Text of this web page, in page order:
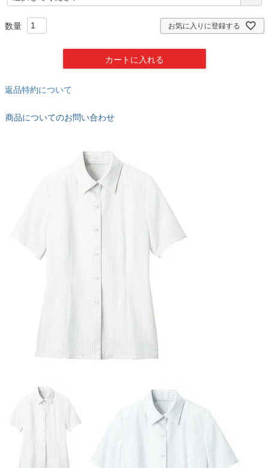
必
お気に入りに登録する
カートに入れる
返品特約について
商品についてのお問い合わせ